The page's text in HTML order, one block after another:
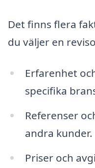
Det finns flera
du väljer en
Erfarenhet
specifika
Referenser
andra kunder.
Priser och